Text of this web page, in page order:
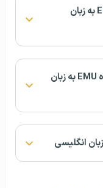
رشته‌های مقطع کارشناسی دانشگاه EMU به زبان
رشته‌های مقطع کارشناسی ارشد دانشگاه EMU به زبان